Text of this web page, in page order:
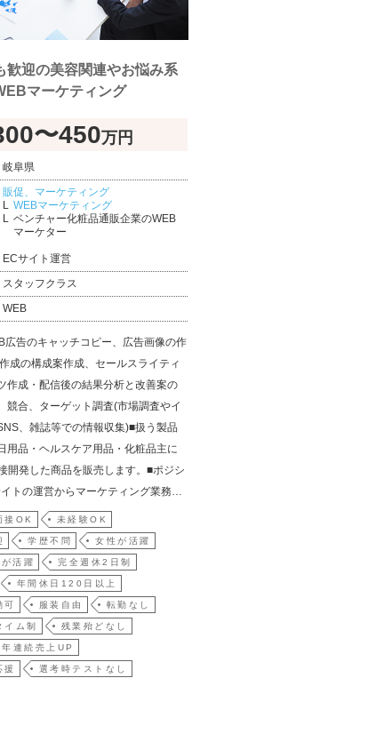
歓迎の美容関連やお悩み系
マーケティング
〜450万円
岐阜県
販促、マーケティング
WEBマーケティング
ベンチャー化粧品通販企業のWEB
マーケター
ECサイト運営
スタッフクラス
WEB
広告のキャッチコピー、広告画像の作
成の構成案作成、セールスライティ
作成・配信後の結果分析と改善案の
競合、ターゲット調査(市場調査やイ
、雑誌等での情報収集)■扱う製品
用品・ヘルスケア用品・化粧品主に
開発した商品を販売します。■ポジシ
トの運営からマーケティング業務…
接OK 未経験OK
学歴不問 女性が活躍
活躍 完全週休2日制
年間休日120日以上
可 服装自由 転勤なし
イム制 残業殆どなし
連続売上UP
援 選考時テストなし